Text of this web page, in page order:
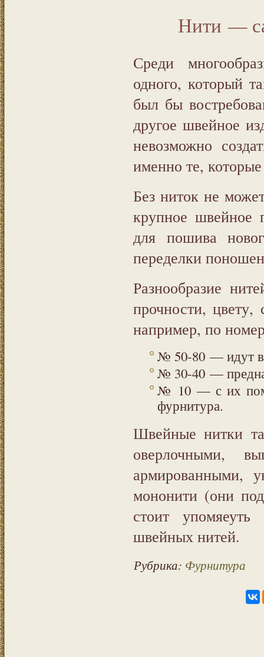
Нити —
Среди
одного, который
был бы
другое швейное
невозможно
именно те,
Без ниток не
крупное швейное
для пошива
переделки
Разнообразие
прочности,
например, по
№ 50-80 — идут в
№ 30-40 —
№ 10 — с их
фурнитура.
Швейные нитки
оверлочными,
армированными,
мононити (они
стоит
швейных нитей.
Рубрика: Фурнитура